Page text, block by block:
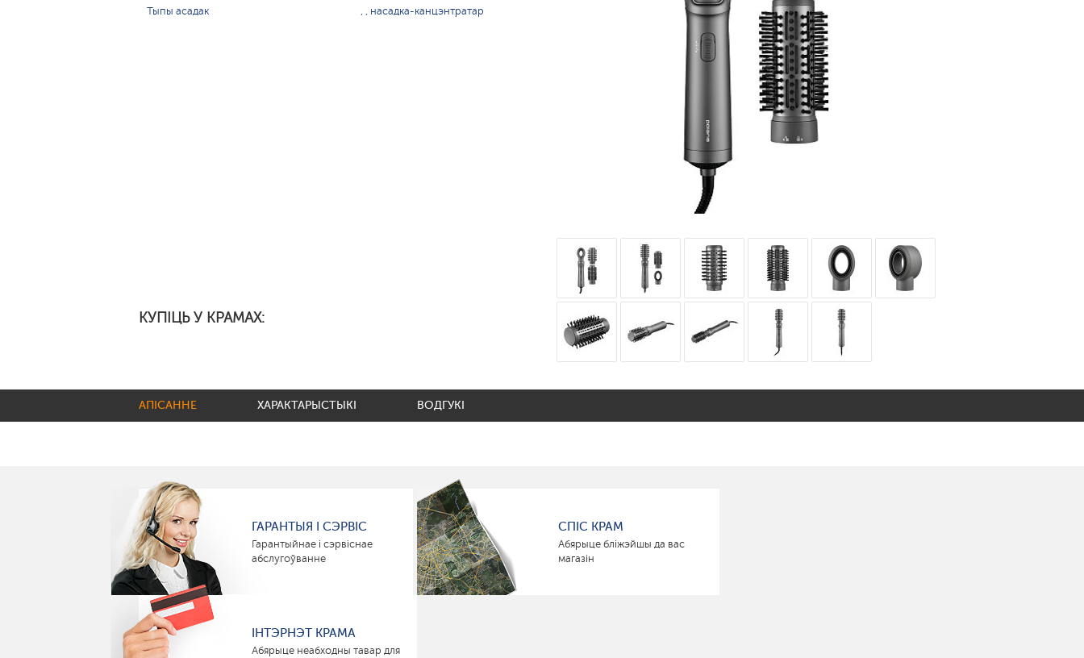
Тыпы асадак , , насадка-канцэнтратар
КУПІЦЬ У КРАМАХ:
АПІСАННЕ ХАРАКТАРЫСТЫКІ ВОДГУКІ
ГАРАНТЫЯ І СЭРВІС
Гарантыйнае і сэрвіснае
абслугоўванне
СПІС КРАМ
Абярыце бліжэйшы да вас
магазін
ІНТЭРНЭТ КРАМА
Абярыце неабходны тавар для